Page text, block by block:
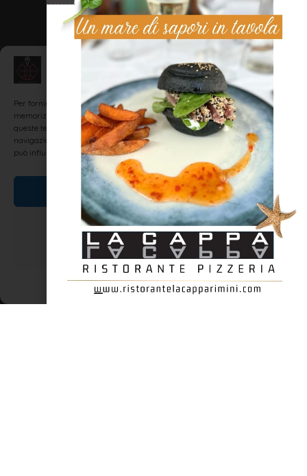
Gestisci Consenso
Per fornire le migliori esperienze, utilizziamo tecnologie come i cookie per
memorizzare e/o accedere alle informazioni del dispositivo. Il consenso a
queste tecnologie ci permetterà di elaborare dati come il comportamento di
navigazione o ID unici su questo sito. Non acconsentire o ritirare il consenso
può influire negativamente su alcune caratteristiche e funzioni.
Accetta
Nega
Visualizza le preferenze
Cookie PolicyDichiarazione sulla Privacy